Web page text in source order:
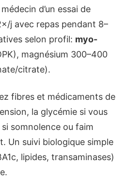
d’un essai de
j avec repas pendant 8–
selon profil: myo-
magnésium 300–400
citrate).
fibres et médicaments de
la glycémie si vous
somnolence ou faim
Un suivi biologique simple
lipides, transaminases)